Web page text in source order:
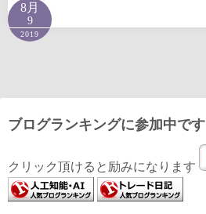
8月
9
2019
ブログランキングに参加中です
クリック頂けると励みになります